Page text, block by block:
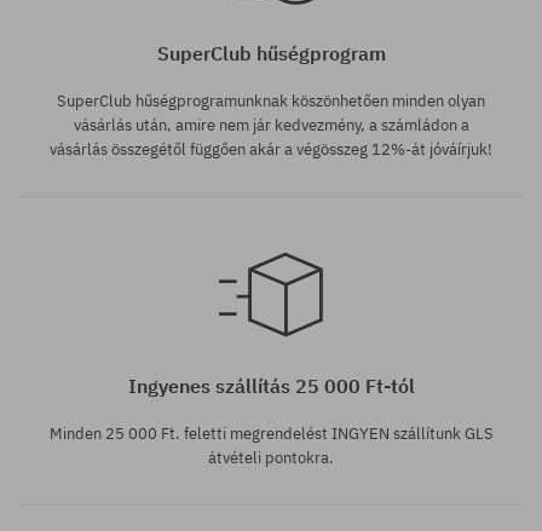
SuperClub hűségprogram
SuperClub hűségprogramunknak köszönhetően minden olyan
vásárlás után, amire nem jár kedvezmény, a számládon a
vásárlás összegétől függően akár a végösszeg 12%-át jóváírjuk!
Ingyenes szállítás 25 000 Ft-tól
Minden 25 000 Ft. feletti megrendelést INGYEN szállítunk GLS
átvételi pontokra.